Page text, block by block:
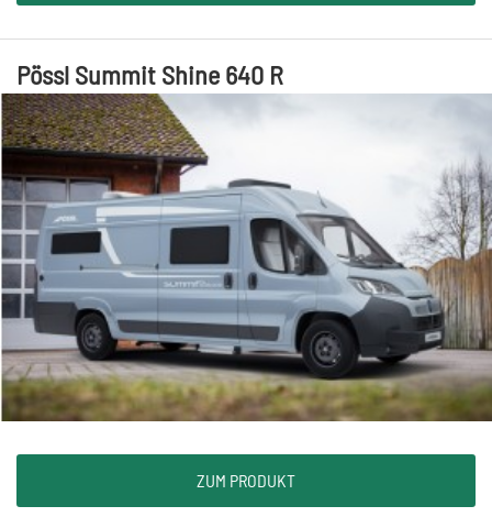
Pössl Summit Shine 640 R
ZUM PRODUKT